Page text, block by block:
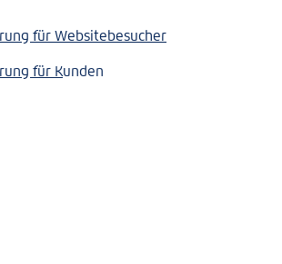
für Websitebesucher
für Kunden